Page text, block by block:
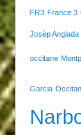
FR3 France 3
Josèp Anglada
occitane
Garcia